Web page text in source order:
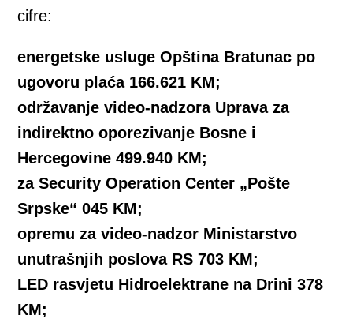
cifre:
energetske usluge Opština Bratunac po
ugovoru plaća 166.621 KM;
održavanje video-nadzora Uprava za
indirektno oporezivanje Bosne i
Hercegovine 499.940 KM;
za Security Operation Center „Pošte
Srpske“ 045 KM;
opremu za video-nadzor Ministarstvo
unutrašnjih poslova RS 703 KM;
LED rasvjetu Hidroelektrane na Drini 378
KM;